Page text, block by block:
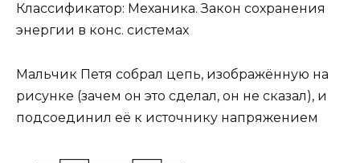
Классификатор: Механика. Закон сохранения
энергии в конс. системах
Мальчик Петя собрал цепь, изображённую на
рисунке (зачем он это сделал, он не сказал), и
подсоединил её к источнику напряжением